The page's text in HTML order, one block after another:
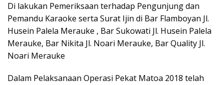
Di lakukan Pemeriksaan terhadap Pengunjung dan
Pemandu Karaoke serta Surat Ijin di Bar Flamboyan Jl.
Husein Palela Merauke , Bar Sukowati Jl. Husein Palela
Merauke, Bar Nikita Jl. Noari Merauke, Bar Quality Jl.
Noari Merauke
Dalam Pelaksanaan Operasi Pekat Matoa 2018 telah